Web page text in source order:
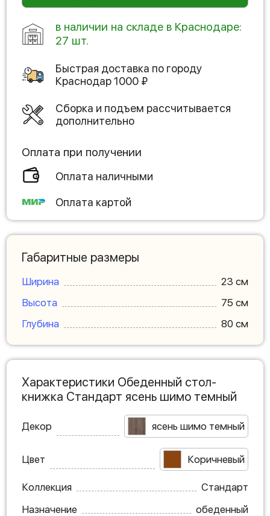
в наличии на складе в Краснодаре:
27 шт.
Быстрая доставка по городу
Краснодар1000 ₽
Сборка и подъем рассчитывается
дополнительно
Оплата при получении
Оплата наличными
Оплата картой
Габаритные размеры
Ширина
23 см
Высота
75 см
Глубина
80 см
Характеристики Обеденный стол-
книжка Стандарт ясень шимо темный
Декор ясень шимо темный
Цвет Коричневый
Коллекция
Стандарт
Назначение
обеденный